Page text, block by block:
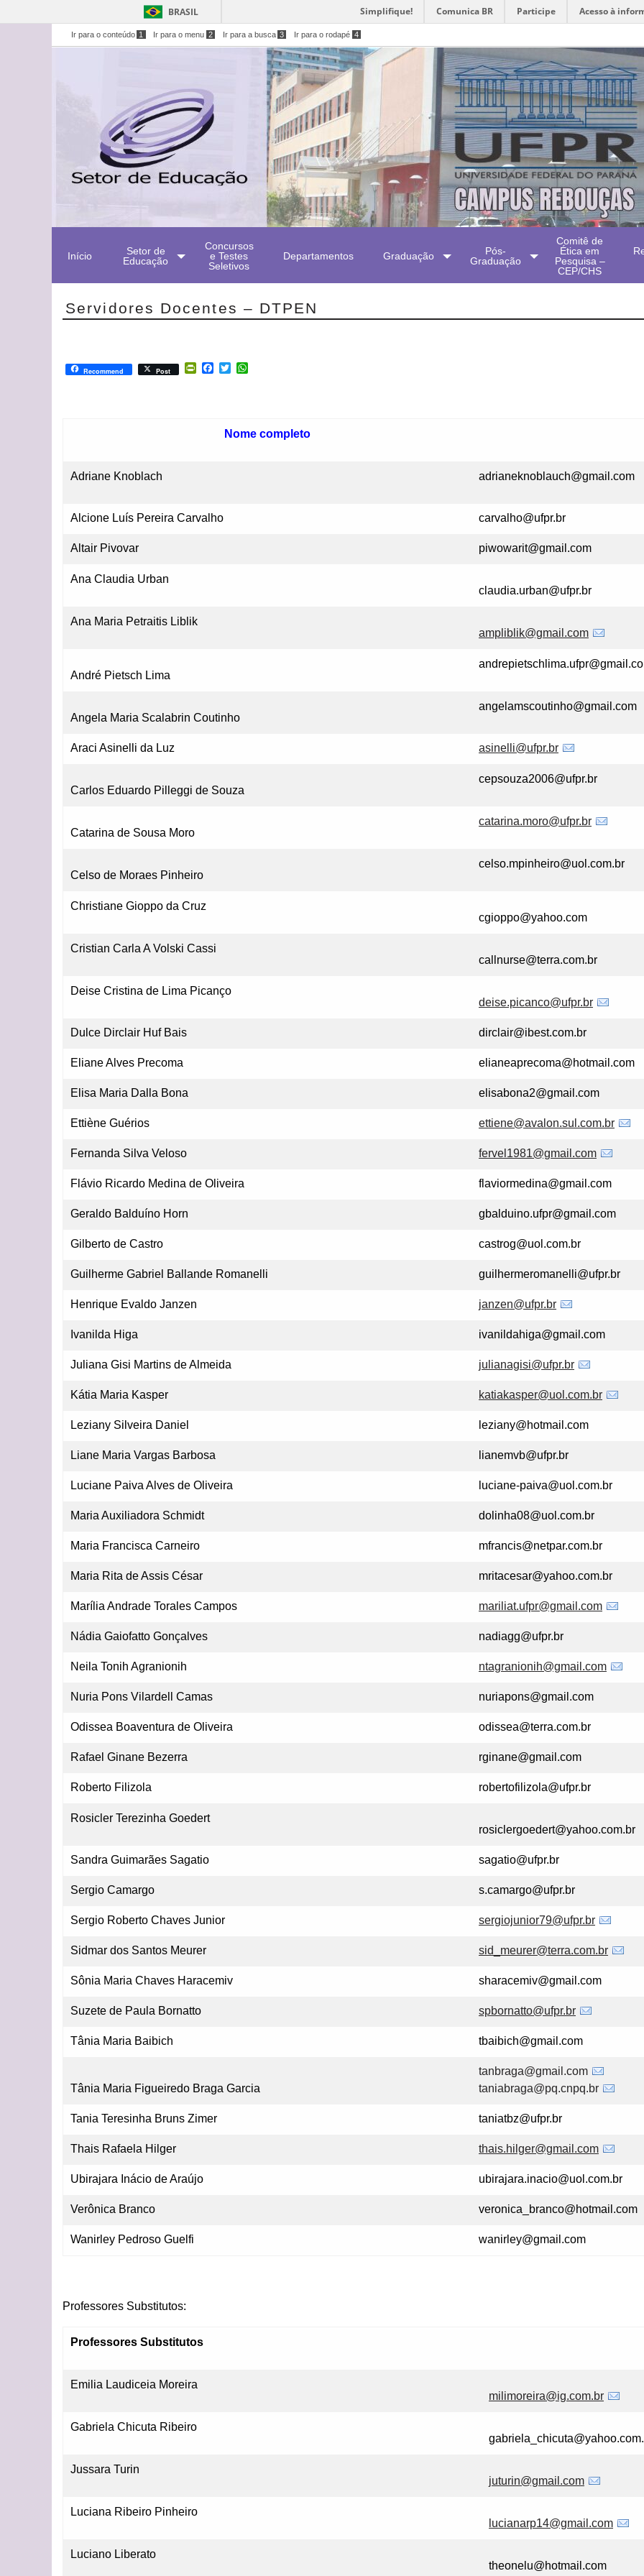
BRASIL Simplifique! Comunica BR Participe Acesso à
Ir para o conteúdo 1 Ir para o menu 2 Ir para a busca 3 Ir para o rodapé 4
Início
Setor de
Educação
Concursos
e Testes
Seletivos
Departamentos Graduação
Pós-
Graduação
Comitê de
Ética em
Pesquisa –
CEP/CHS
Servidores Docentes – DTPEN
Recommend Post PrintFriendly
Facebook
Twitter
Nome completo
Adriane Knoblach adrianeknoblauch@gmail.com
Alcione Luís Pereira Carvalho carvalho@ufpr.br
Altair Pivovar piwowarit@gmail.com
Ana Claudia Urban
claudia.urban@ufpr.br
Ana Maria Petraitis Liblik
ampliblik@gmail.com
André Pietsch Lima
Angela Maria Scalabrin Coutinho
angelamscoutinho@gmail.com
Araci Asinelli da Luz asinelli@ufpr.br
Carlos Eduardo Pilleggi de Souza
cepsouza2006@ufpr.br
Catarina de Sousa Moro
catarina.moro@ufpr.br
Celso de Moraes Pinheiro
celso.mpinheiro@uol.com.br
Christiane Gioppo da Cruz
cgioppo@yahoo.com
Cristian Carla A Volski Cassi
callnurse@terra.com.br
Deise Cristina de Lima Picanço
deise.picanco@ufpr.br
Dulce Dirclair Huf Bais dirclair@ibest.com.br
Eliane Alves Precoma elianeaprecoma@hotmail.com
Elisa Maria Dalla Bona elisabona2@gmail.com
Ettiène Guérios ettiene@avalon.sul.com.br
Fernanda Silva Veloso fervel1981@gmail.com
Flávio Ricardo Medina de Oliveira flaviormedina@gmail.com
Geraldo Balduíno Horn gbalduino.ufpr@gmail.com
Gilberto de Castro castrog@uol.com.br
Guilherme Gabriel Ballande Romanelli guilhermeromanelli@ufpr.br
Henrique Evaldo Janzen janzen@ufpr.br
Ivanilda Higa ivanildahiga@gmail.com
Juliana Gisi Martins de Almeida julianagisi@ufpr.br
Kátia Maria Kasper katiakasper@uol.com.br
Leziany Silveira Daniel leziany@hotmail.com
Liane Maria Vargas Barbosa lianemvb@ufpr.br
Luciane Paiva Alves de Oliveira luciane-paiva@uol.com.br
Maria Auxiliadora Schmidt dolinha08@uol.com.br
Maria Francisca Carneiro mfrancis@netpar.com.br
Maria Rita de Assis César mritacesar@yahoo.com.br
Marília Andrade Torales Campos mariliat.ufpr@gmail.com
Nádia Gaiofatto Gonçalves nadiagg@ufpr.br
Neila Tonih Agranionih ntagranionih@gmail.com
Nuria Pons Vilardell Camas nuriapons@gmail.com
Odissea Boaventura de Oliveira odissea@terra.com.br
Rafael Ginane Bezerra rginane@gmail.com
Roberto Filizola robertofilizola@ufpr.br
Rosicler Terezinha Goedert
rosiclergoedert@yahoo.com.br
Sandra Guimarães Sagatio sagatio@ufpr.br
Sergio Camargo s.camargo@ufpr.br
Sergio Roberto Chaves Junior sergiojunior79@ufpr.br
Sidmar dos Santos Meurer sid_meurer@terra.com.br
Sônia Maria Chaves Haracemiv sharacemiv@gmail.com
Suzete de Paula Bornatto spbornatto@ufpr.br
Tânia Maria Baibich tbaibich@gmail.com
Tânia Maria Figueiredo Braga Garcia
tanbraga@gmail.com
taniabraga@pq.cnpq.br
Tania Teresinha Bruns Zimer taniatbz@ufpr.br
Thais Rafaela Hilger thais.hilger@gmail.com
Ubirajara Inácio de Araújo ubirajara.inacio@uol.com.br
Verônica Branco veronica_branco@hotmail.com
Wanirley Pedroso Guelfi wanirley@gmail.com
Professores Substitutos:
Professores Substitutos
Emilia Laudiceia Moreira
milimoreira@ig.com.br
Gabriela Chicuta Ribeiro
Jussara Turin
juturin@gmail.com
Luciana Ribeiro Pinheiro
lucianarp14@gmail.com
Luciano Liberato
theonelu@hotmail.com